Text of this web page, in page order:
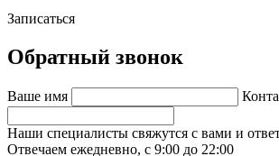
Записаться
Обратный звонок
Ваше имя
Наши специалисты свяжутся с вами и
Отвечаем ежедневно, с 9:00 до 22:00